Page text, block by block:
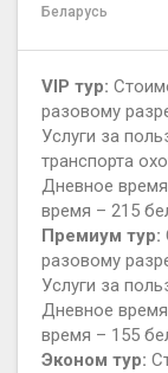
Беларусь
VIP тур:
разовому
Услуги за
транспорта
Дневное
время – 215
Премиум тур:
разовому
Услуги за
Дневное
время – 155
Эконом тур: